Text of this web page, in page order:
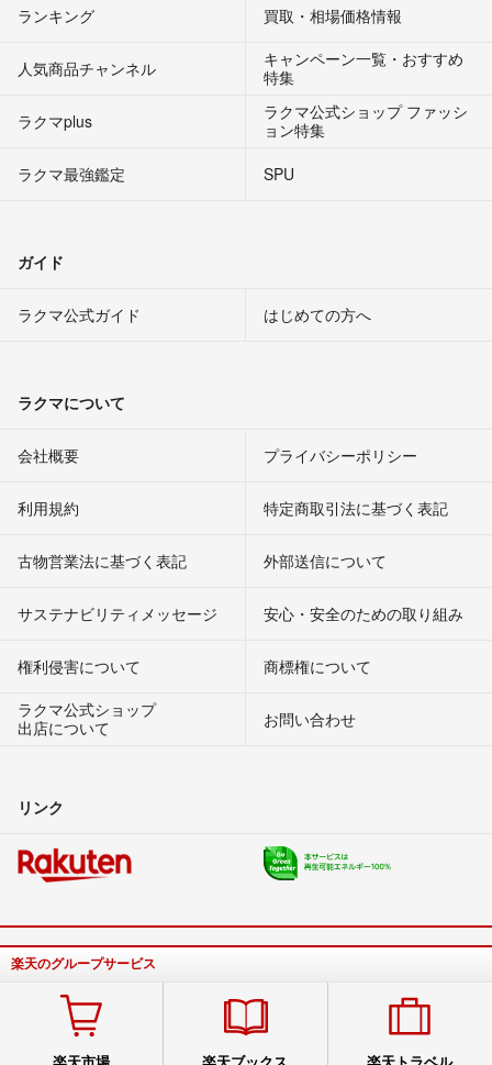
ランキング 買取・相場価格情報
人気商品チャンネル
キャンペーン一覧・おすすめ
特集
ラクマplus
ラクマ公式ショップ ファッシ
ョン特集
ラクマ最強鑑定
SPU
ガイド
ラクマ公式ガイド はじめての方へ
ラクマについて
会社概要 プライバシーポリシー
利用規約 特定商取引法に基づく表記
古物営業法に基づく表記 外部送信について
サステナビリティメッセージ 安心・安全のための取り組み
権利侵害について
商標権について
ラクマ公式ショップ
出店について
お問い合わせ
リンク
楽天のグループサービス